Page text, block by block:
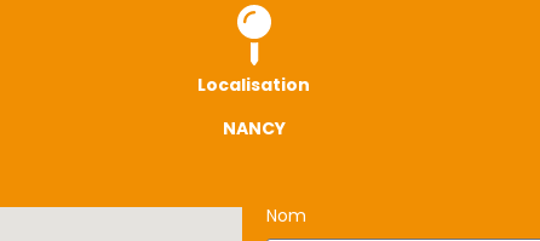
Localisation
NANCY
Nom